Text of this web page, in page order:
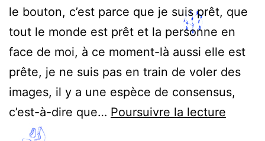
le bouton, c’est parce que je suis prêt, que
tout le monde est prêt et la personne en
face de moi, à ce moment-là aussi elle est
prête, je ne suis pas en train de voler des
images, il y a une espèce de consensus,
c’est-à-dire que… Poursuivre la lecture